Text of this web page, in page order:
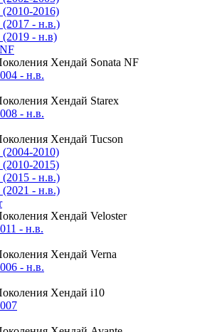
(2010-2016)
(2017 - н.в.)
(2019 - н.в)
Хендай Sonata NF
- н.в.
Хендай Starex
- н.в.
Хендай Tucson
(2004-2010)
(2010-2015)
(2015 - н.в.)
(2021 - н.в.)
Хендай Veloster
- н.в.
Хендай Verna
- н.в.
Хендай i10